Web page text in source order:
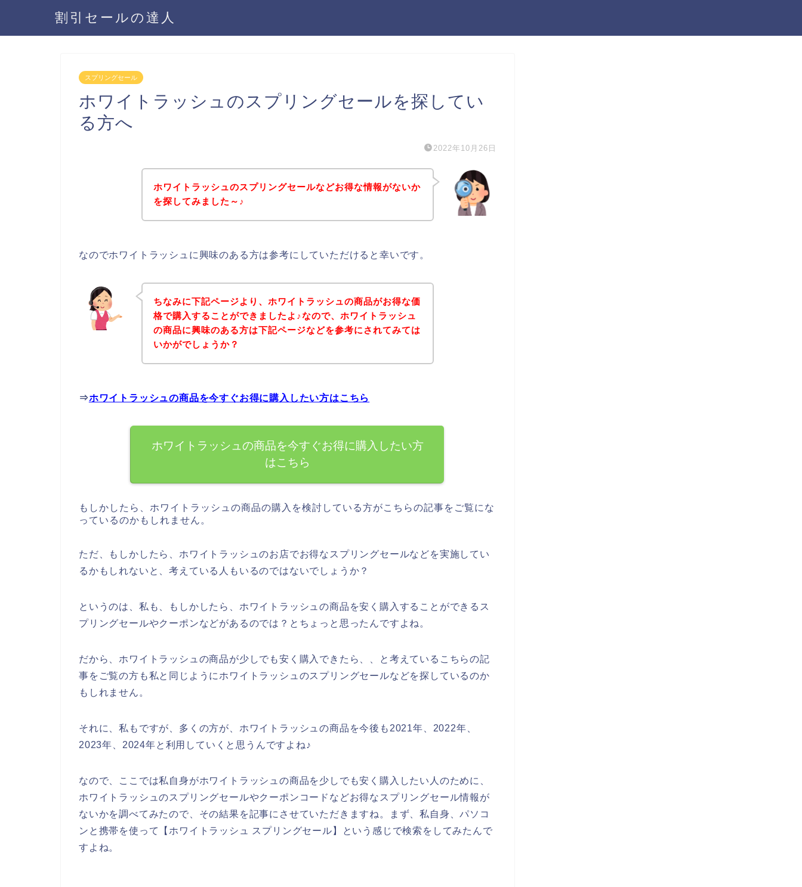
割引セールの達人
スプリングセール
ホワイトラッシュのスプリングセールを探してい
る方へ
2022年10月26日
ホワイトラッシュのスプリングセールなどお得な情報がないか
を探してみました～♪
なのでホワイトラッシュに興味のある方は参考にしていただけると幸いです。
ちなみに下記ページより、ホワイトラッシュの商品がお得な価
格で購入することができましたよ♪なので、ホワイトラッシュ
の商品に興味のある方は下記ページなどを参考にされてみては
いかがでしょうか？
⇒ホワイトラッシュの商品を今すぐお得に購入したい方はこちら
ホワイトラッシュの商品を今すぐお得に購入したい方
はこちら
もしかしたら、ホワイトラッシュの商品の購入を検討している方がこちらの記事をご覧にな
っているのかもしれません。
ただ、もしかしたら、ホワイトラッシュのお店でお得なスプリングセールなどを実施してい
るかもしれないと、考えている人もいるのではないでしょうか？
というのは、私も、もしかしたら、ホワイトラッシュの商品を安く購入することができるス
プリングセールやクーポンなどがあるのでは？とちょっと思ったんですよね。
だから、ホワイトラッシュの商品が少しでも安く購入できたら、、と考えているこちらの記
事をご覧の方も私と同じようにホワイトラッシュのスプリングセールなどを探しているのか
もしれません。
それに、私もですが、多くの方が、ホワイトラッシュの商品を今後も2021年、2022年、
2023年、2024年と利用していくと思うんですよね♪
なので、ここでは私自身がホワイトラッシュの商品を少しでも安く購入したい人のために、
ホワイトラッシュのスプリングセールやクーポンコードなどお得なスプリングセール情報が
ないかを調べてみたので、その結果を記事にさせていただきますね。まず、私自身、パソコ
ンと携帯を使って【ホワイトラッシュ スプリングセール】という感じで検索をしてみたんで
すよね。